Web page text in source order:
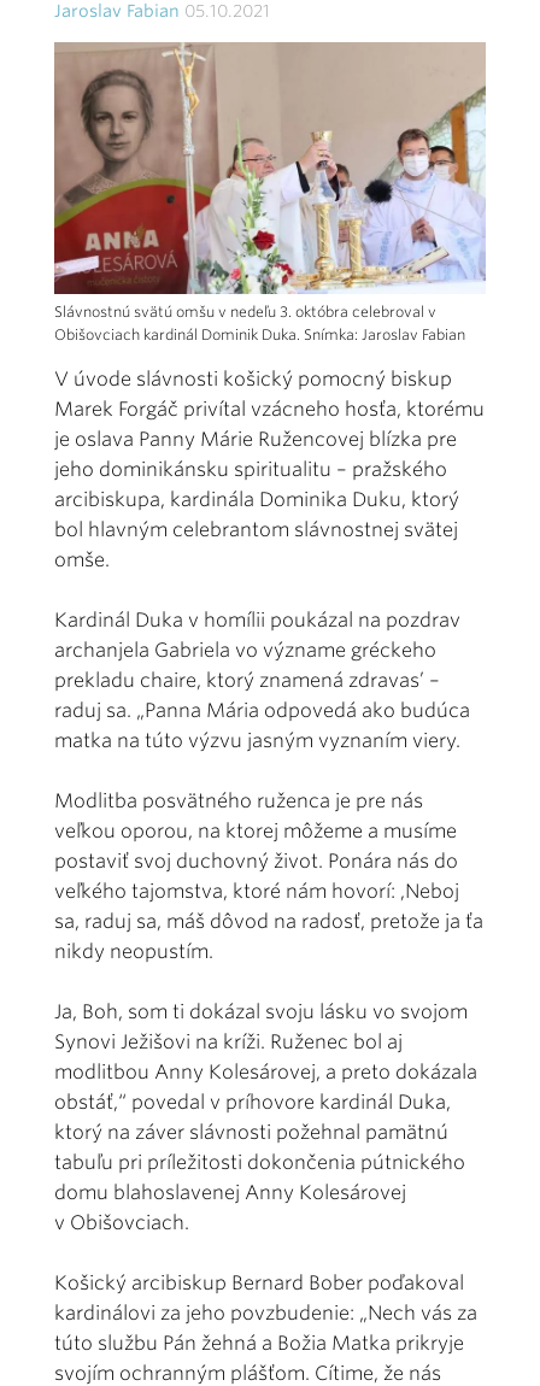
Jaroslav Fabian 05.10.2021
Slávnostnú svätú omšu v nedeľu 3. októbra celebroval v
Obišovciach kardinál Dominik Duka. Snímka: Jaroslav Fabian
V úvode slávnosti košický pomocný biskup
Marek Forgáč privítal vzácneho hosťa, ktorému
je oslava Panny Márie Ružencovej blízka pre
jeho dominikánsku spiritualitu – pražského
arcibiskupa, kardinála Dominika Duku, ktorý
bol hlavným celebrantom slávnostnej svätej
omše.
Kardinál Duka v homílii poukázal na pozdrav
archanjela Gabriela vo význame gréckeho
prekladu chaire, ktorý znamená zdravas’ –
raduj sa. „Panna Mária odpovedá ako budúca
matka na túto výzvu jasným vyznaním viery.
Modlitba posvätného ruženca je pre nás
veľkou oporou, na ktorej môžeme a musíme
postaviť svoj duchovný život. Ponára nás do
veľkého tajomstva, ktoré nám hovorí: ,Neboj
sa, raduj sa, máš dôvod na radosť, pretože ja ťa
nikdy neopustím.
Ja, Boh, som ti dokázal svoju lásku vo svojom
Synovi Ježišovi na kríži. Ruženec bol aj
modlitbou Anny Kolesárovej, a preto dokázala
obstáť,“ povedal v príhovore kardinál Duka,
ktorý na záver slávnosti požehnal pamätnú
tabuľu pri príležitosti dokončenia pútnického
domu blahoslavenej Anny Kolesárovej
v Obišovciach.
Košický arcibiskup Bernard Bober poďakoval
kardinálovi za jeho povzbudenie: „Nech vás za
túto službu Pán žehná a Božia Matka prikryje
svojím ochranným plášťom. Cítime, že nás